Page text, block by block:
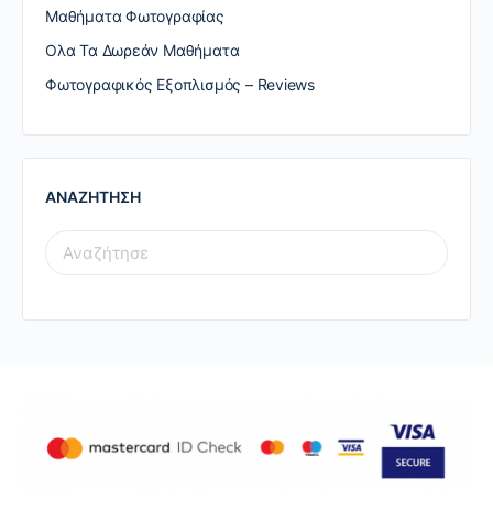
Μαθήματα Φωτογραφίας
Ολα Τα Δωρεάν Μαθήματα
Φωτογραφικός Εξοπλισμός – Reviews
ΑΝΑΖΗΤΗΣΗ
SEARCH
FOR: